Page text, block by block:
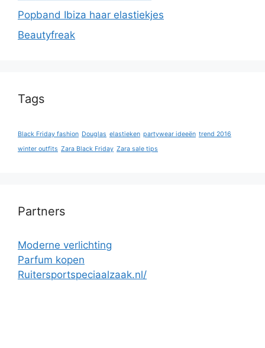
Popband Ibiza haar elastiekjes
Beautyfreak
Tags
Black Friday fashion Douglas elastieken partywear ideeën trend 2016
winter outfits Zara Black Friday Zara sale tips
Partners
Moderne verlichting
Parfum kopen
Ruitersportspeciaalzaak.nl/